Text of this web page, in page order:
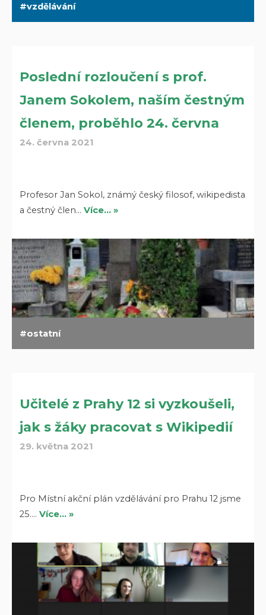
vzdělávání
Poslední rozloučení s prof.
Janem Sokolem, naším čestným
členem, proběhlo 24. června
24. června 2021
Profesor Jan Sokol, známý český filosof, wikipedista
a čestný člen…Více… »
ostatní
Učitelé z Prahy 12 si vyzkoušeli,
jak s žáky pracovat s Wikipedií
29. května 2021
Pro Místní akční plán vzdělávání pro Prahu 12 jsme
25.…Více… »